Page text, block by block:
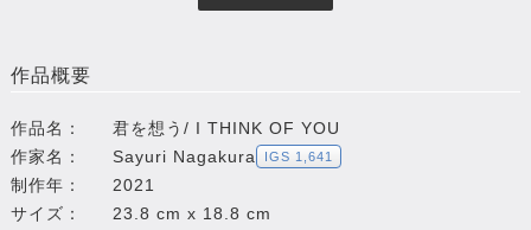
作品概要
作品名：
君を想う/ I THINK OF YOU
作家名：
Sayuri Nagakura IGS 1,641
制作年：
2021
サイズ：
23.8 cm x 18.8 cm